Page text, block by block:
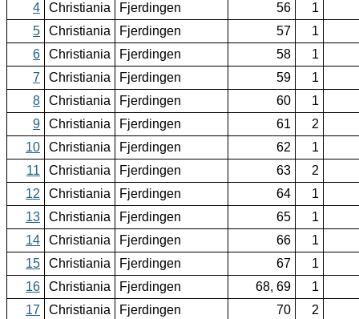
4
Christiania Fjerdingen 56
1
5
Christiania Fjerdingen 57
1
6
Christiania Fjerdingen 58
1
7
Christiania Fjerdingen 59
1
8
Christiania Fjerdingen 60
1
9
Christiania Fjerdingen 61
2
10
Christiania Fjerdingen 62
1
11
Christiania Fjerdingen 63
2
12
Christiania Fjerdingen 64
1
13
Christiania Fjerdingen 65
1
14
Christiania Fjerdingen 66
1
15
Christiania Fjerdingen 67
1
16
Christiania Fjerdingen 68, 69
1
17
Christiania Fjerdingen 70
2